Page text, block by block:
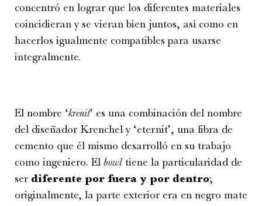
concentró en lograr que los diferentes materiales
coincidieran y se vieran bien juntos, así como en
hacerlos igualmente compatibles para usarse
integralmente.
El nombre ‘krenit’ es una combinación del nombre
del diseñador Krenchel y ‘eternit’, una fibra de
cemento que él mismo desarrolló en su trabajo
como ingeniero. El bowltiene la particularidad de
ser diferente por fuera y por dentro;
originalmente, la parte exterior era en negro mate